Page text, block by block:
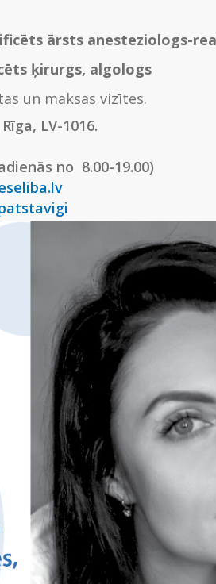
ārsts anesteziologs-
ķirurgs, algologs
un maksas vizītes.
LV-1016.
no 8.00-19.00)